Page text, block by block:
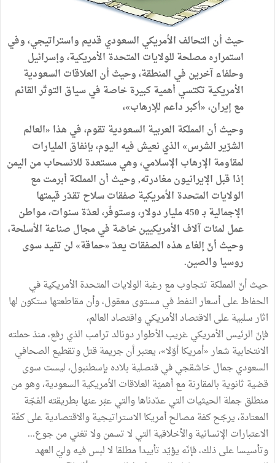
حيث أن التحالف الأمريكي السعودي قديم واستراتيجي، وفي
استمراره مصلحة للولايات المتحدة الأمريكية، وإسرائيل
وحلفاء آخرين في المنطقة، وحيث أن العلاقات السعودية
الأمريكية تكتسي أهمية كبيرة خاصة في سياق التوتّر القائم
مع إيران، «أكبر داعم للإرهاب»،
وحيث أن المملكة العربية السعودية تقوم، في هذا «العالم
الشرّير الشرس» الذي نعيش فيه اليوم، بإنفاق المليارات
لمقاومة الإرهاب الإسلامي، وهي مستعدة للانسحاب من اليمن
إذا قبل الإيرانيون مغادرته, وحيث أن المملكة أبرمت مع
الولايات المتحدة الأمريكية صفقات سلاح تقدّر قيمتها
الإجمالية بـ 450 مليار دولار، وستوفّر، لعدّة سنوات، مواطن
عمل لمئات آلاف الأمريكيين خاصّة في مجال صناعة الأسلحة،
وحيث أنّ إلغاء هذه الصفقات يعدّ «حماقة» لن تفيد سوى
روسيا والصين.
حيث أنّ المملكة تتجاوب مع رغبة الولايات المتحدة الأمريكية في
الحفاظ على أسعار النفط في مستوى معقول، وأن مقاطعتها ستكون لها
اثار سلبية على الاقتصاد الأمريكي واقتصاد العالم،
فإنّ الرئيس الأمريكي غريب الأطوار دونالد ترامب الذي رفع، منذ حملته
الانتخابية شعار «أمريكا أوّلا»، يعتبر أن جريمة قتل وتقطيع الصحافي
السعودي جمال خاشقجي في قنصلية بلاده بإسطنبول، ليست سوى
قضية ثانوية بالمقارنة مع أهميّة العلاقات الأمريكية السعودية، وهو من
منطلق جملة الحيثيات التي عدّدناها والتي عبّر عنها بطريقته الفجّة
المعتادة، يرجّح كفة مصالح أمريكا الاستراتيجية والاقتصادية على كفّة
الاعتبارات الإنسانية والأخلاقية التي لا تسمن ولا تغني من جوع...
وتأسيسا على ذلك، فإنّه يؤيّد تأييدا مطلقا لا لبس فيه وليّ العهد